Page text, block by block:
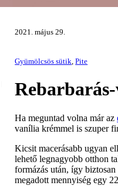
2021. május 29.
Gyümölcsös sütik ,Pite
Ha meguntad volna már az
vanília krémmel is szuper
Kicsit macerásabb ugyan
lehető legnagyobb otthon
formázás után, így
megadott mennyiség egy